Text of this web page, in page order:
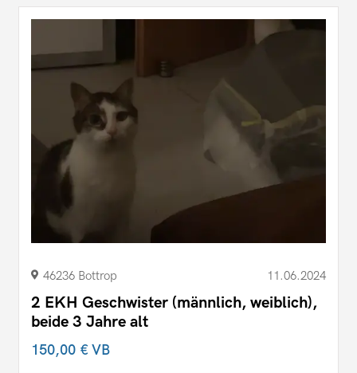
46236 Bottrop 11.06.2024
2 EKH Geschwister (männlich, weiblich),
beide 3 Jahre alt
150,00 €VB